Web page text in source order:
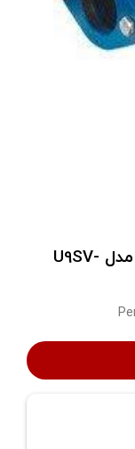
پمپ پنتاکس طبقاتی سه فاز مدل U9SV-